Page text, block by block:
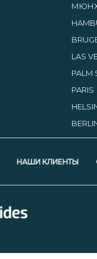
LAS
PALM
PARIS
НАШИ КЛИЕНТЫ